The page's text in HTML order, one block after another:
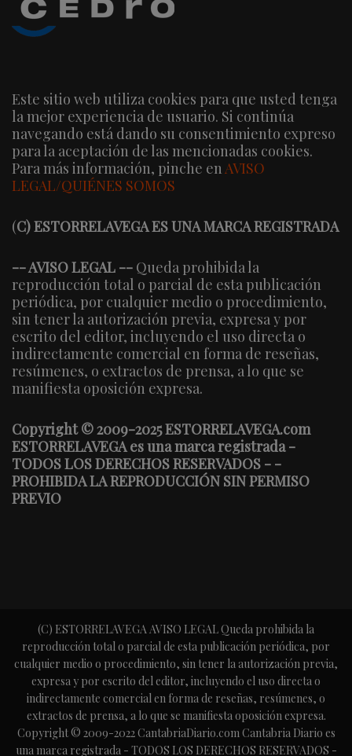
Este sitio web utiliza cookies para que usted tenga
la mejor experiencia de usuario. Si continúa
navegando está dando su consentimiento expreso
para la aceptación de las mencionadas cookies.
Para más información, pinche en AVISO
LEGAL/QUIÉNES SOMOS
(C) ESTORRELAVEGA ES UNA MARCA REGISTRADA
-- AVISO LEGAL -- Queda prohibida la
reproducción total o parcial de esta publicación
periódica, por cualquier medio o procedimiento,
sin tener la autorización previa, expresa y por
escrito del editor, incluyendo el uso directa o
indirectamente comercial en forma de reseñas,
resúmenes, o extractos de prensa, a lo que se
manifiesta oposición expresa.
Copyright © 2009-2025 ESTORRELAVEGA.com
ESTORRELAVEGA es una marca registrada -
TODOS LOS DERECHOS RESERVADOS - -
PROHIBIDA LA REPRODUCCIÓN SIN PERMISO
PREVIO
(C) ESTORRELAVEGA AVISO LEGAL Queda prohibida la
reproducción total o parcial de esta publicación periódica, por
cualquier medio o procedimiento, sin tener la autorización previa,
expresa y por escrito del editor, incluyendo el uso directa o
indirectamente comercial en forma de reseñas, resúmenes, o
extractos de prensa, a lo que se manifiesta oposición expresa.
Copyright © 2009-2022 CantabriaDiario.com Cantabria Diario es
una marca registrada - TODOS LOS DERECHOS RESERVADOS -